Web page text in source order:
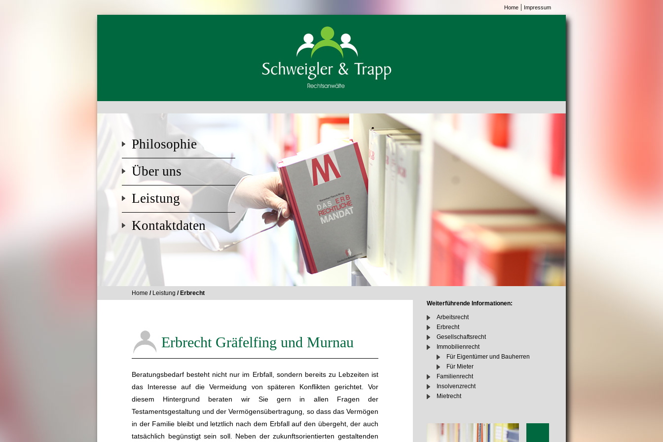
Home | Impressum
Philosophie
Über uns
Leistung
Kontaktdaten
Home / Leistung / Erbrecht
Erbrecht Gräfelfing und Murnau
Beratungsbedarf besteht nicht nur im Erbfall, sondern bereits zu Lebzeiten ist
das Interesse auf die Vermeidung von späteren Konflikten gerichtet. Vor
diesem Hintergrund beraten wir Sie gern in allen Fragen der
Testamentsgestaltung und der Vermögensübertragung, so dass das Vermögen
in der Familie bleibt und letztlich nach dem Erbfall auf den übergeht, der auch
tatsächlich begünstigt sein soll. Neben der zukunftsorientierten gestaltenden
Weiterführende Informationen:
Arbeitsrecht
Erbrecht
Gesellschaftsrecht
Immobilienrecht
Für Eigentümer und Bauherren
Für Mieter
Familienrecht
Insolvenzrecht
Mietrecht